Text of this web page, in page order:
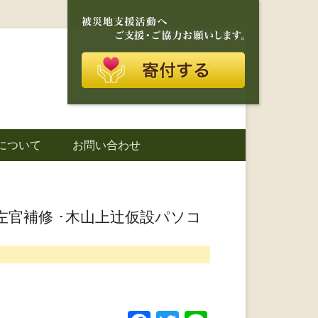
り添う存在
ついて お問い合わせ
補修 ･木山上辻仮設パソコ